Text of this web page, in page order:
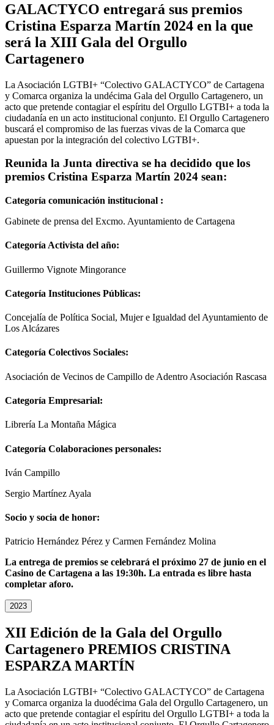
GALACTYCO entregará sus premios
Cristina Esparza Martín 2024 en la que
será la XIII Gala del Orgullo
Cartagenero
La Asociación LGTBI+ “Colectivo GALACTYCO” de Cartagena
y Comarca organiza la undécima Gala del Orgullo Cartagenero, un
acto que pretende contagiar el espíritu del Orgullo LGTBI+ a toda la
ciudadanía en un acto institucional conjunto. El Orgullo Cartagenero
buscará el compromiso de las fuerzas vivas de la Comarca que
apuestan por la integración del colectivo LGTBI+.
Reunida la Junta directiva se ha decidido que los
premios Cristina Esparza Martín 2024 sean:
Categoría comunicación institucional :
Gabinete de prensa del Excmo. Ayuntamiento de Cartagena
Categoría Activista del año:
Guillermo Vignote Mingorance
Categoría Instituciones Públicas:
Concejalía de Política Social, Mujer e Igualdad del Ayuntamiento de
Los Alcázares
Categoría Colectivos Sociales:
Asociación de Vecinos de Campillo de Adentro Asociación Rascasa
Categoría Empresarial:
Librería La Montaña Mágica
Categoría Colaboraciones personales:
Iván Campillo
Sergio Martínez Ayala
Socio y socia de honor:
Patricio Hernández Pérez y Carmen Fernández Molina
La entrega de premios se celebrará el próximo 27 de junio en el
Casino de Cartagena a las 19:30h. La entrada es libre hasta
completar aforo.
2023
XII Edición de la Gala del Orgullo
Cartagenero PREMIOS CRISTINA
ESPARZA MARTÍN
La Asociación LGTBI+ “Colectivo GALACTYCO” de Cartagena
y Comarca organiza la duodécima Gala del Orgullo Cartagenero, un
acto que pretende contagiar el espíritu del Orgullo LGTBI+ a toda la